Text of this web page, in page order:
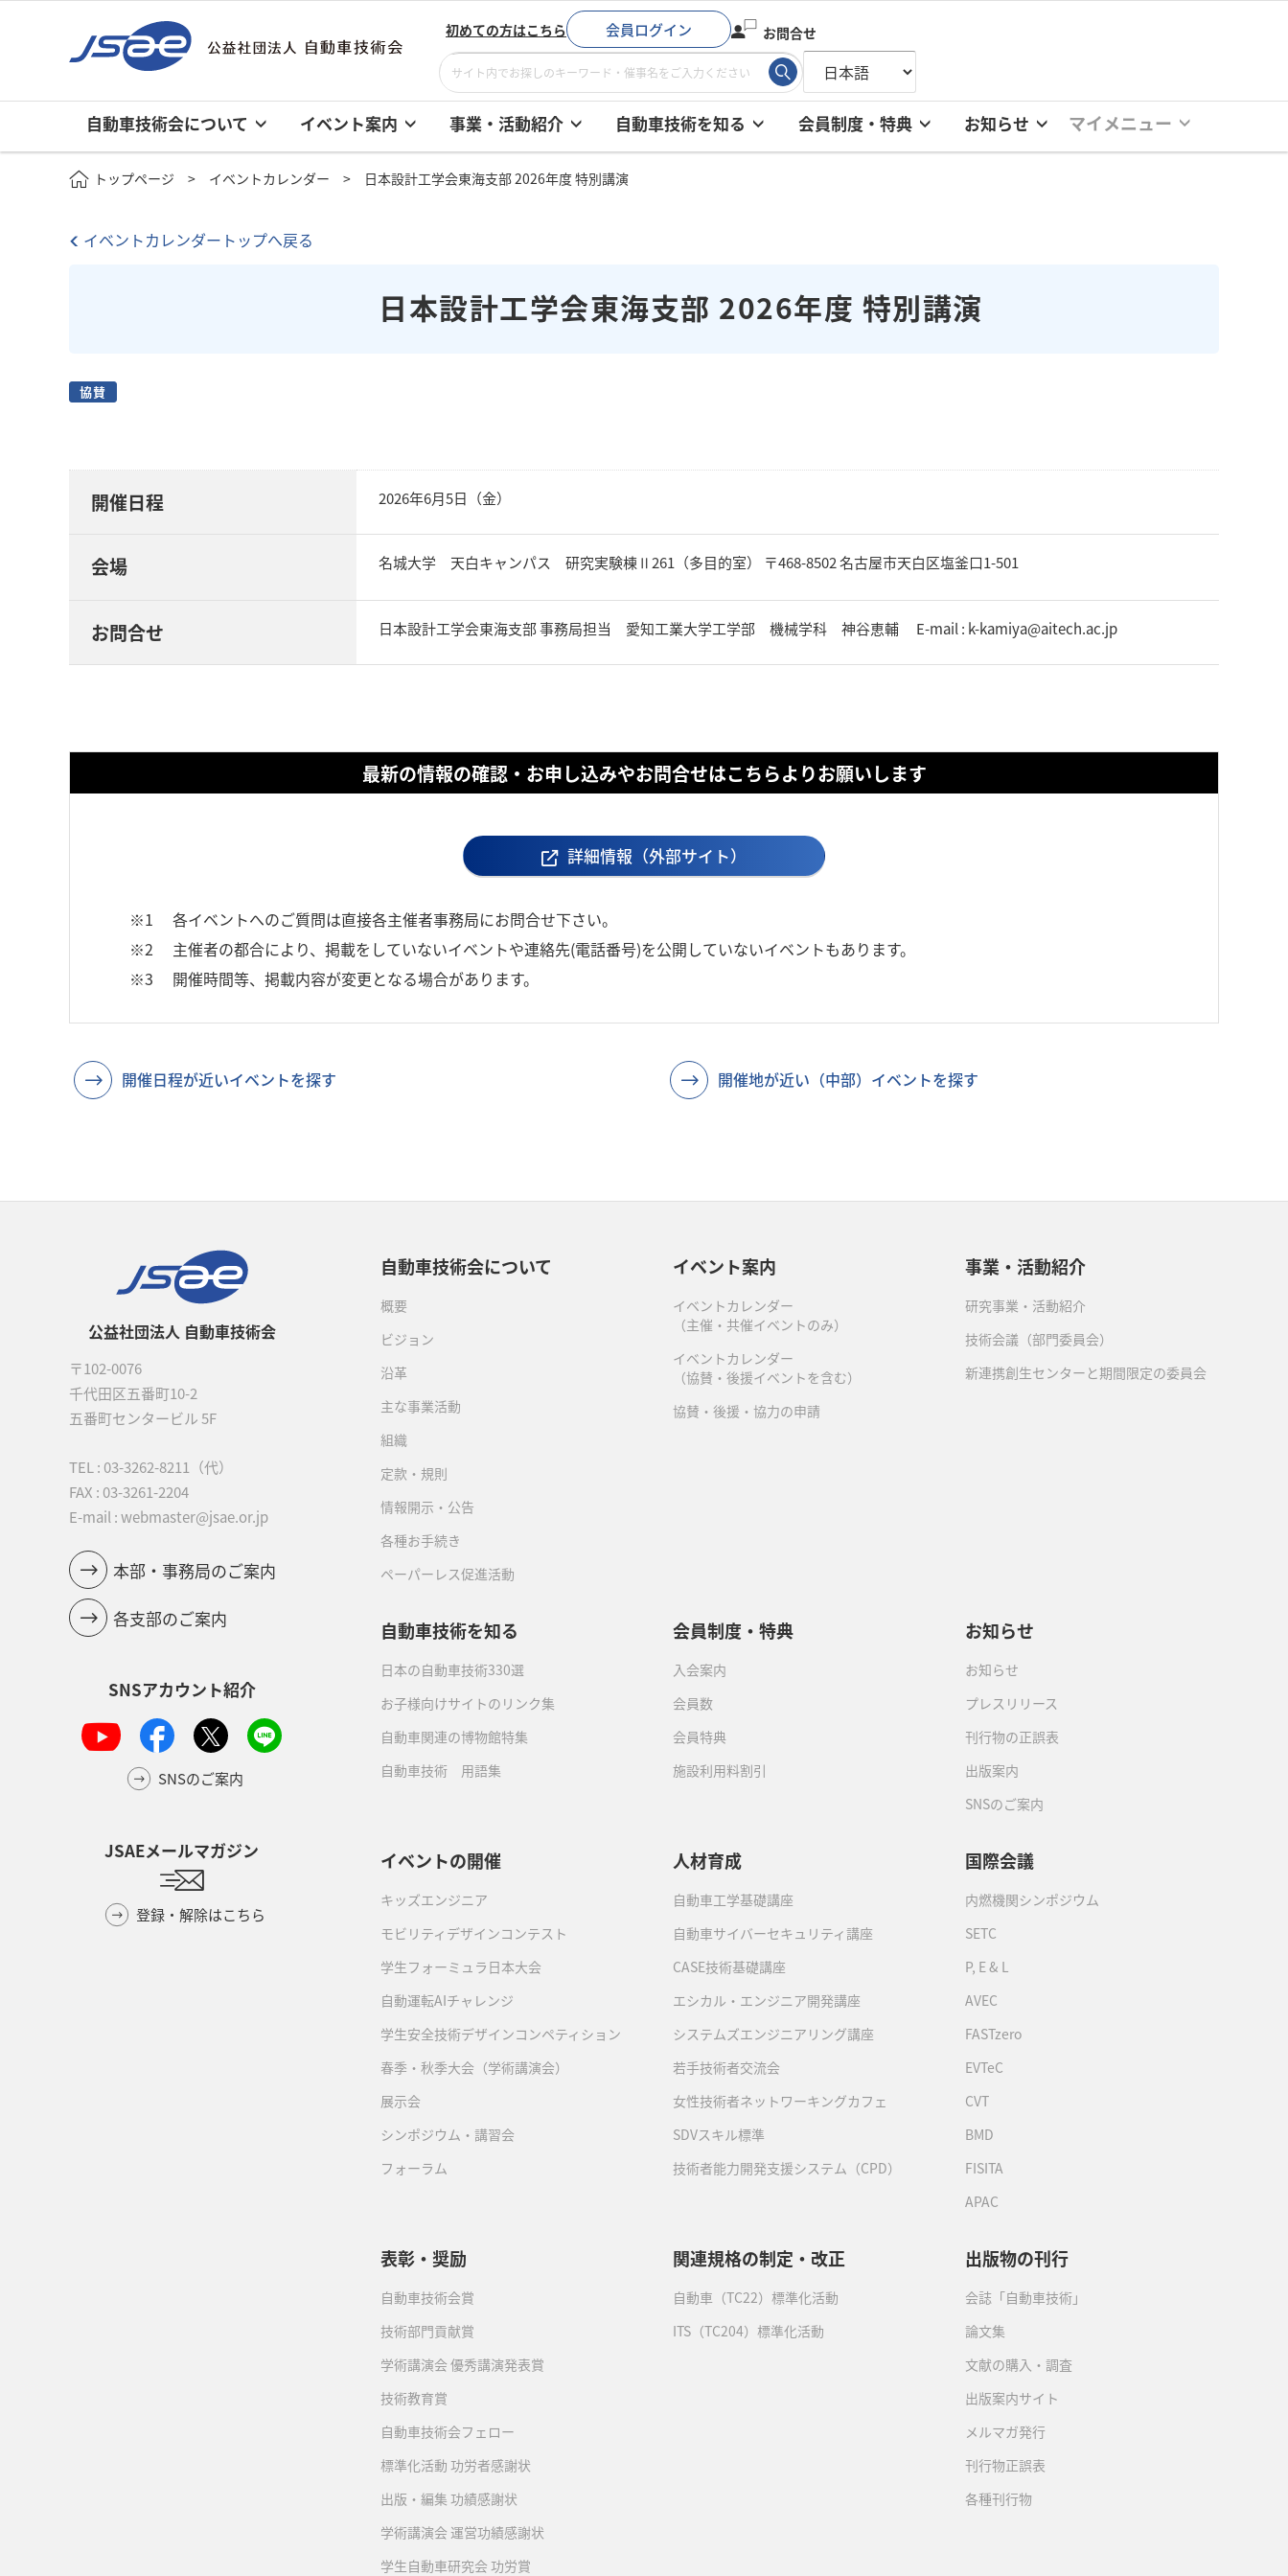
初めての方はこちら 会員ログイン お問合せ
自動車技術会について イベント案内 事業・活動紹介 自動車技術を知る 会員制度・特典 お知らせ マイメニュー
トップページ イベントカレンダー 日本設計工学会東海支部 2026年度 特別講演
イベントカレンダートップへ戻る
日本設計工学会東海支部 2026年度 特別講演
協賛
開催日程 2026年6月5日（金）
会場 名城大学 天白キャンパス 研究実験棟Ⅱ261（多目的室） 〒468-8502 名古屋市天白区塩釜口1-501
お問合せ 日本設計工学会東海支部 事務局担当 愛知工業大学工学部 機械学科 神谷恵輔 E-mail : k-kamiya@aitech.ac.jp
最新の情報の確認・お申し込みやお問合せはこちらよりお願いします
詳細情報（外部サイト）
※1
各イベントへのご質問は直接各主催者事務局にお問合せ下さい。
※2
主催者の都合により、掲載をしていないイベントや連絡先(電話番号)を公開していないイベントもあります。
※3
開催時間等、掲載内容が変更となる場合があります。
開催日程が近いイベントを探す 開催地が近い（中部）イベントを探す
公益社団法人 自動車技術会
〒102-0076
千代田区五番町10-2
五番町センタービル 5F
TEL : 03-3262-8211
（代）
FAX : 03-3261-2204
E-mail : webmaster@jsae.or.jp
本部・事務局のご案内
各支部のご案内
SNSアカウント紹介
SNSのご案内
JSAEメールマガジン
登録・解除はこちら
自動車技術会について
概要
ビジョン
沿革
主な事業活動
組織
定款・規則
情報開示・公告
各種お手続き
ペーパーレス促進活動
イベント案内
イベントカレンダー
（主催・共催イベントのみ）
イベントカレンダー
（協賛・後援イベントを含む）
協賛・後援・協力の申請
事業・活動紹介
研究事業・活動紹介
技術会議（部門委員会）
新連携創生センターと期間限定の委員会
自動車技術を知る
日本の自動車技術330選
お子様向けサイトのリンク集
自動車関連の博物館特集
自動車技術 用語集
会員制度・特典
入会案内
会員数
会員特典
施設利用料割引
お知らせ
お知らせ
プレスリリース
刊行物の正誤表
出版案内
SNSのご案内
イベントの開催
キッズエンジニア
モビリティデザインコンテスト
学生フォーミュラ日本大会
自動運転AIチャレンジ
学生安全技術デザインコンペティション
春季・秋季大会（学術講演会）
展示会
シンポジウム・講習会
フォーラム
人材育成
自動車工学基礎講座
自動車サイバーセキュリティ講座
CASE技術基礎講座
エシカル・エンジニア開発講座
システムズエンジニアリング講座
若手技術者交流会
女性技術者ネットワーキングカフェ
SDVスキル標準
技術者能力開発支援システム（CPD）
国際会議
内燃機関シンポジウム
SETC
P, E & L
AVEC
FASTzero
EVTeC
CVT
BMD
FISITA
APAC
表彰・奨励
自動車技術会賞
技術部門貢献賞
学術講演会 優秀講演発表賞
技術教育賞
自動車技術会フェロー
標準化活動 功労者感謝状
出版・編集 功績感謝状
学術講演会 運営功績感謝状
学生自動車研究会 功労賞
関連規格の制定・改正
自動車（TC22）標準化活動
ITS（TC204）標準化活動
出版物の刊行
会誌「自動車技術」
論文集
文献の購入・調査
出版案内サイト
メルマガ発行
刊行物正誤表
各種刊行物